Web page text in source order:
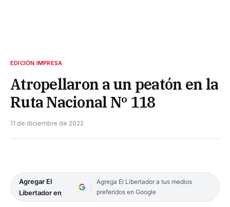
EDICIÓN IMPRESA
Atropellaron a un peatón en la
Ruta Nacional Nº 118
11 de diciembre de 2022
Agregar El
Libertador en
Agrega El Libertador a tus medios
preferidos en Google